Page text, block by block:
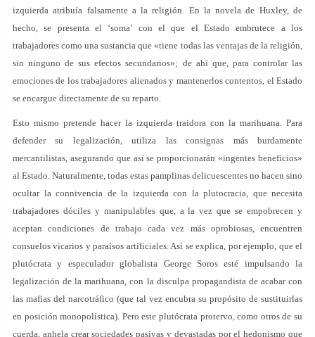
izquierda atribuía falsamente a la religión. En la novela de Huxley, de
hecho, se presenta el ‘soma’ con el que el Estado embrutece a los
trabajadores como una sustancia que «tiene todas las ventajas de la religión,
sin ninguno de sus efectos secundarios»; de ahí que, para controlar las
emociones de los trabajadores alienados y mantenerlos contentos, el Estado
se encargue directamente de su reparto.
Esto mismo pretende hacer la izquierda traidora con la marihuana. Para
defender su legalización, utiliza las consignas más burdamente
mercantilistas, asegurando que así se proporcionarán «ingentes beneficios»
al Estado. Naturalmente, todas estas pamplinas delicuescentes no hacen sino
ocultar la connivencia de la izquierda con la plutocracia, que necesita
trabajadores dóciles y manipulables que, a la vez que se empobrecen y
aceptan condiciones de trabajo cada vez más oprobiosas, encuentren
consuelos vicarios y paraísos artificiales. Así se explica, por ejemplo, que el
plutócrata y especulador globalista George Soros esté impulsando la
legalización de la marihuana, con la disculpa propagandista de acabar con
las mafias del narcotráfico (que tal vez encubra su propósito de sustituirlas
en posición monopolística). Pero este plutócrata protervo, como otros de su
cuerda, anhela crear sociedades pasivas y devastadas por el hedonismo que